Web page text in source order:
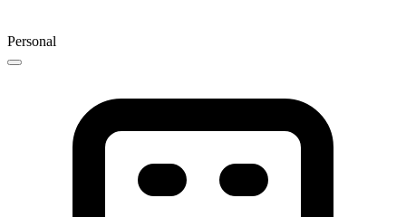
Personal